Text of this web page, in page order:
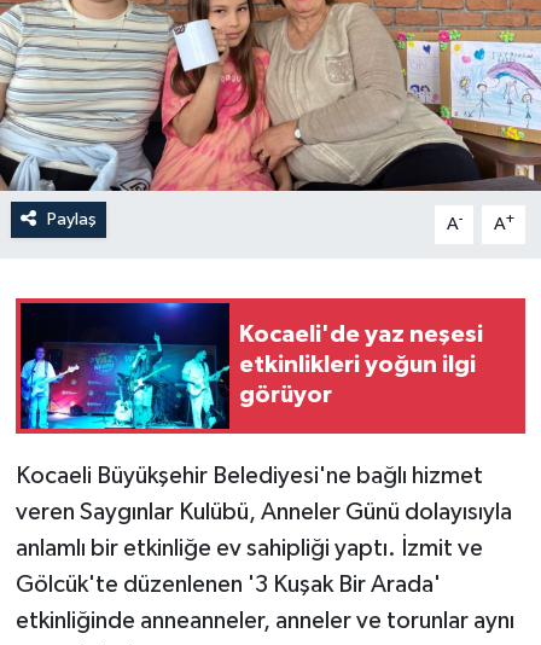
Paylaş A- A+
Kocaeli'de yaz neşesi
etkinlikleri yoğun ilgi
görüyor
Kocaeli Büyükşehir Belediyesi'ne bağlı hizmet
veren Saygınlar Kulübü, Anneler Günü dolayısıyla
anlamlı bir etkinliğe ev sahipliği yaptı. İzmit ve
Gölcük'te düzenlenen '3 Kuşak Bir Arada'
etkinliğinde anneanneler, anneler ve torunlar aynı